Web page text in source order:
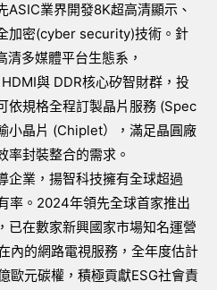
ASIC業界開發8K超高清顯示、
加密(cyber security)技術。針
多媒體平台生態系，
與 DDR核心矽智財群，投
依規格全程訂製晶片服務 (Spec
小晶片 (Chiplet），滿足晶圓廠
率封裝整合的需求。
企業，揚智科技擁有全球超過
率。2024年領先全球首家推出
已在數家新興國家市場知名運營
內的網路電視服務，全年度估計
歐元碳權，積極貢獻ESG社會責